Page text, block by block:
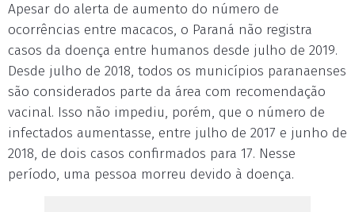
Apesar do alerta de aumento do número de
ocorrências entre macacos, o Paraná não registra
casos da doença entre humanos desde julho de 2019.
Desde julho de 2018, todos os municípios paranaenses
são considerados parte da área com recomendação
vacinal. Isso não impediu, porém, que o número de
infectados aumentasse, entre julho de 2017 e junho de
2018, de dois casos confirmados para 17. Nesse
período, uma pessoa morreu devido à doença.